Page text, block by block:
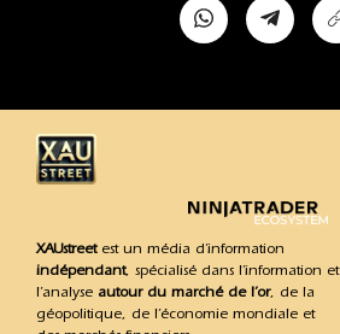
XAUstreetest un média d’information
indépendant, spécialisé dans l’information et
l’analyse autour du marché de l’or, de la
géopolitique, de l’économie mondiale et